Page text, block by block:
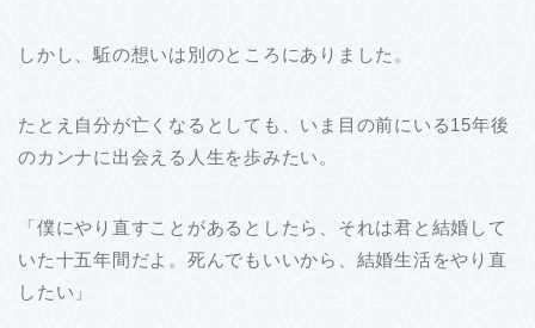
しかし、駈の想いは別のところにありました。
たとえ自分が亡くなるとしても、いま目の前にいる15年後
のカンナに出会える人生を歩みたい。
「僕にやり直すことがあるとしたら、それは君と結婚して
いた十五年間だよ。死んでもいいから、結婚生活をやり直
したい」